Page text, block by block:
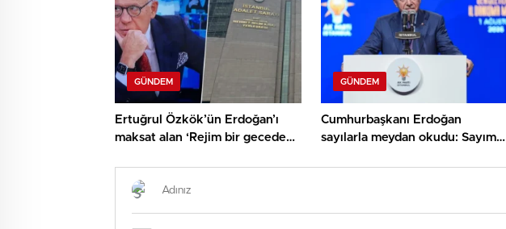
GÜNDEM
Ertuğrul Özkök’ün Erdoğan’ı
maksat alan ‘Rejim bir gecede
GÜNDEM
Cumhurbaşkanı Erdoğan
sayılarla meydan okudu: Sayımız